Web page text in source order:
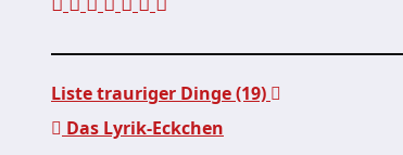
Liste trauriger Dinge (19)
Das Lyrik-Eckchen